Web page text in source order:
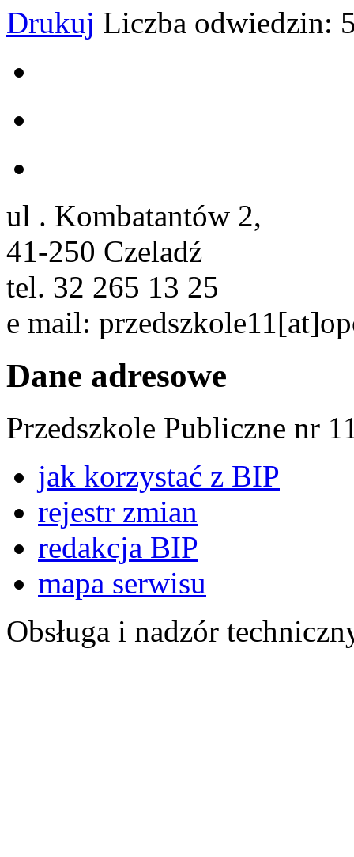
Drukuj Liczba odwiedzin:
ul . Kombatantów 2,
41-250 Czeladź
tel. 32 265 13 25
e mail:
Dane adresowe
Przedszkole Publiczne nr
jak korzystać z BIP
rejestr zmian
redakcja BIP
mapa serwisu
Obsługa i nadzór